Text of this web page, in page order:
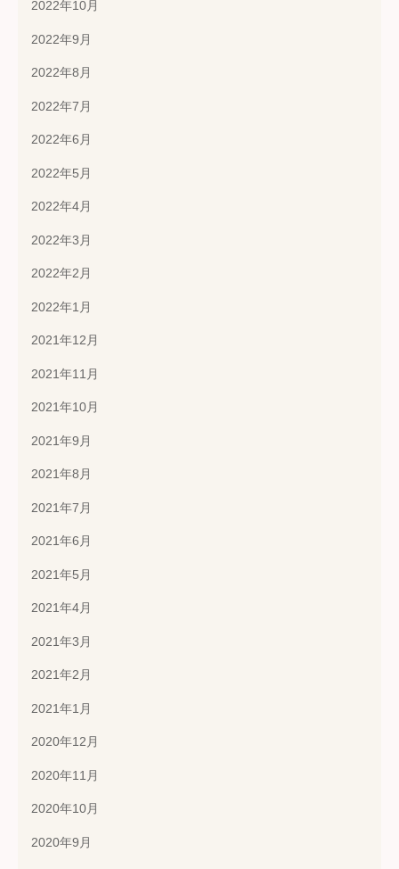
2022年10月
2022年9月
2022年8月
2022年7月
2022年6月
2022年5月
2022年4月
2022年3月
2022年2月
2022年1月
2021年12月
2021年11月
2021年10月
2021年9月
2021年8月
2021年7月
2021年6月
2021年5月
2021年4月
2021年3月
2021年2月
2021年1月
2020年12月
2020年11月
2020年10月
2020年9月